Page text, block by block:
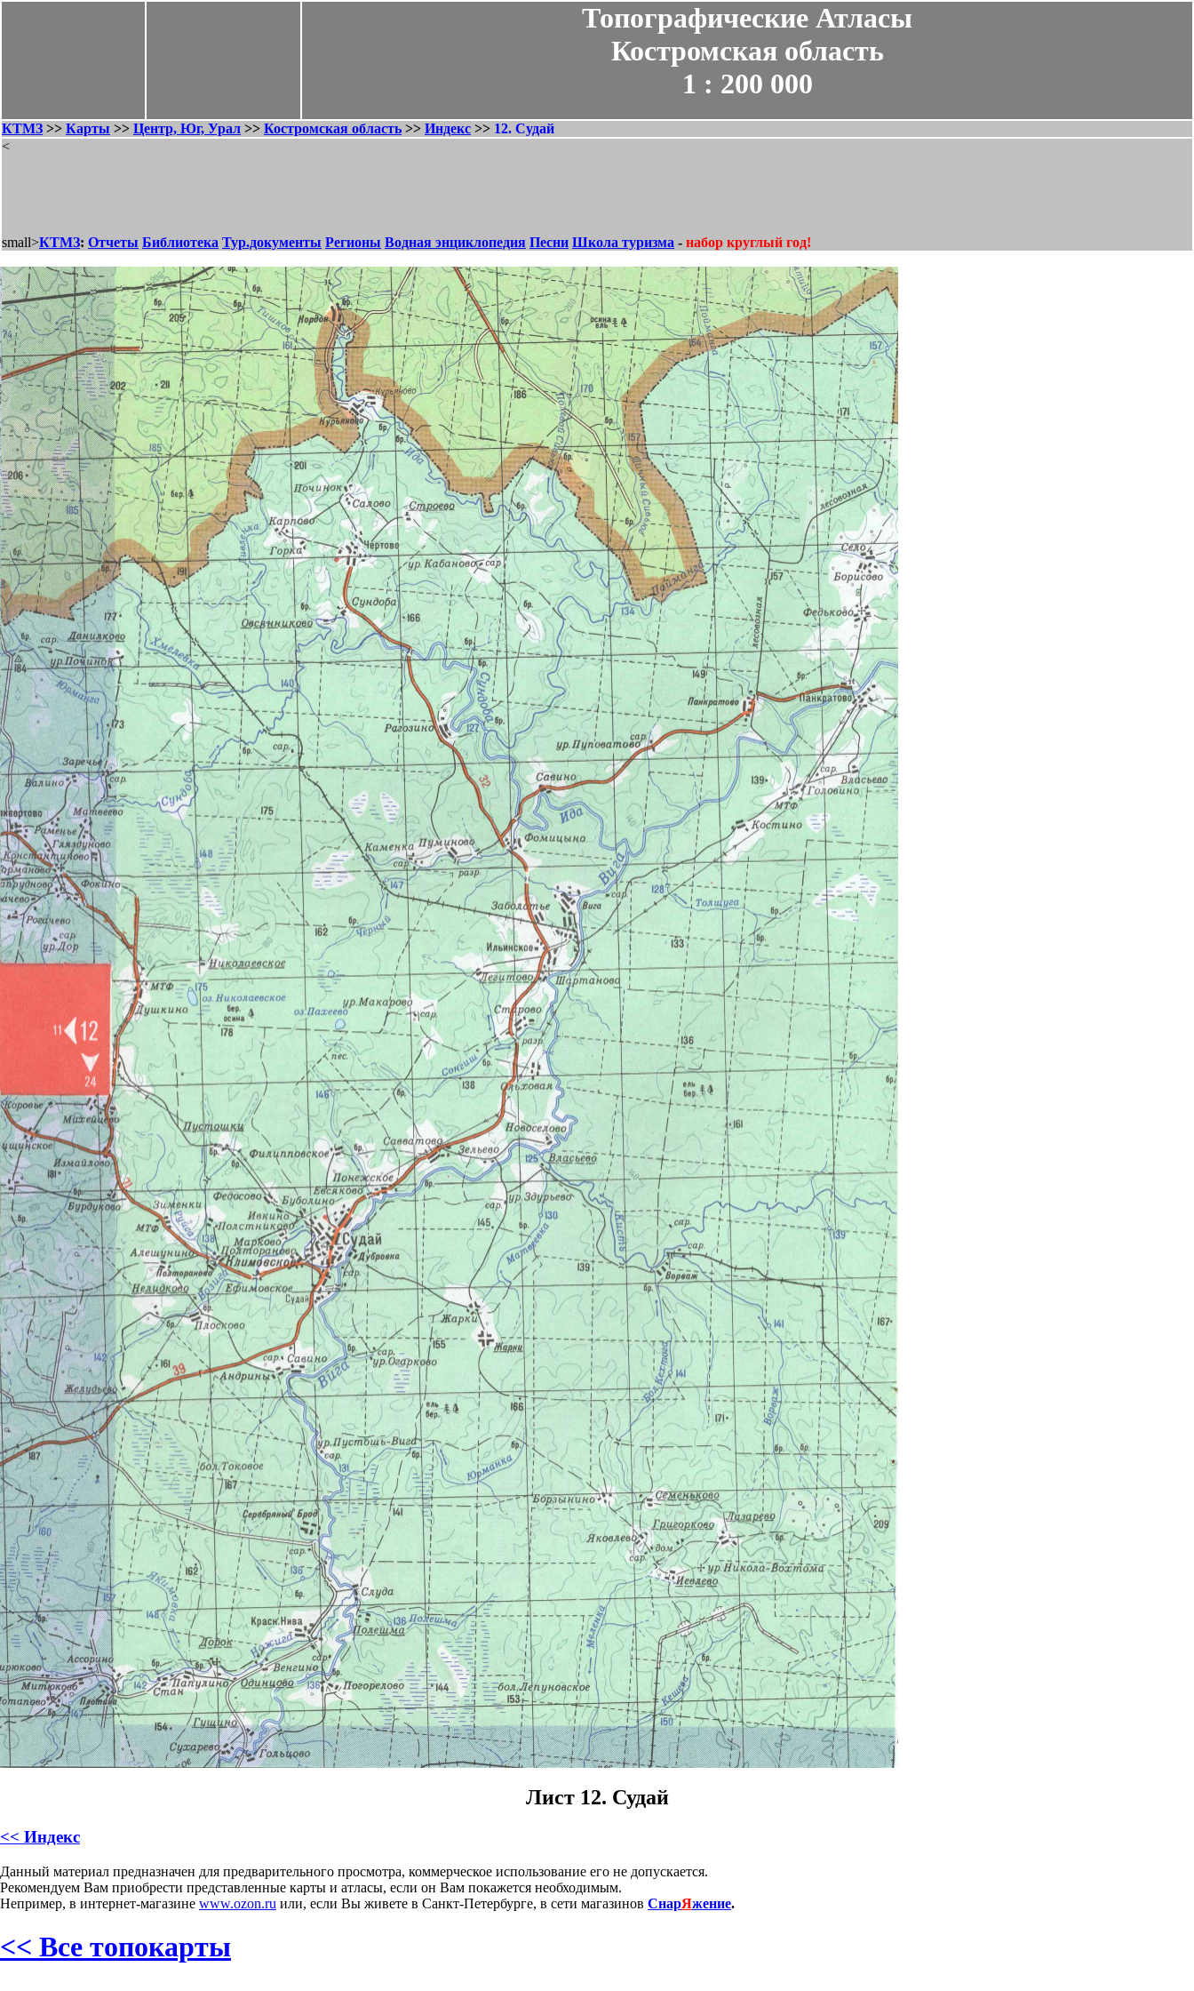
Топографические Атласы
Костромская область
1 : 200 000
КТМЗ >> Карты >> Центр, Юг, Урал >> Костромская область >> Индекс >> 12. Судай
<
small>КТМЗ: Отчеты Библиотека Тур.документы Регионы Водная энциклопедия Песни Школа туризма - набор круглый год!
Лист 12. Судай
<< Индекс
Данный материал предназначен для предварительного просмотра, коммерческое использование его не допускается.
Рекомендуем Вам приобрести представленные карты и атласы, если он Вам покажется необходимым.
Непример, в интернет-магазине www.ozon.ru или, если Вы живете в Санкт-Петербурге, в сети магазинов СнарЯжение.
<< Все топокарты